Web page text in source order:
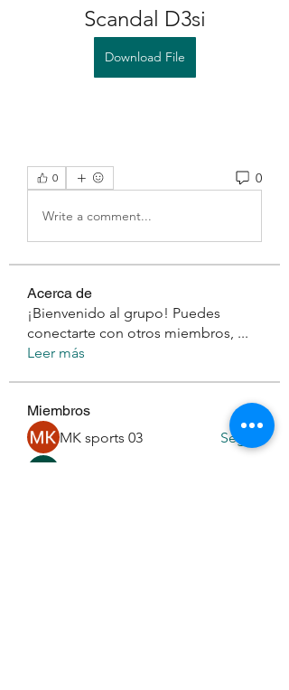
Scandal D3si
Download File
0 0
Write a comment...
Acerca de
¡Bienvenido al grupo! Puedes
conectarte con otros miembros, ...
Leer más
Miembros
MK sports 03
Seguir